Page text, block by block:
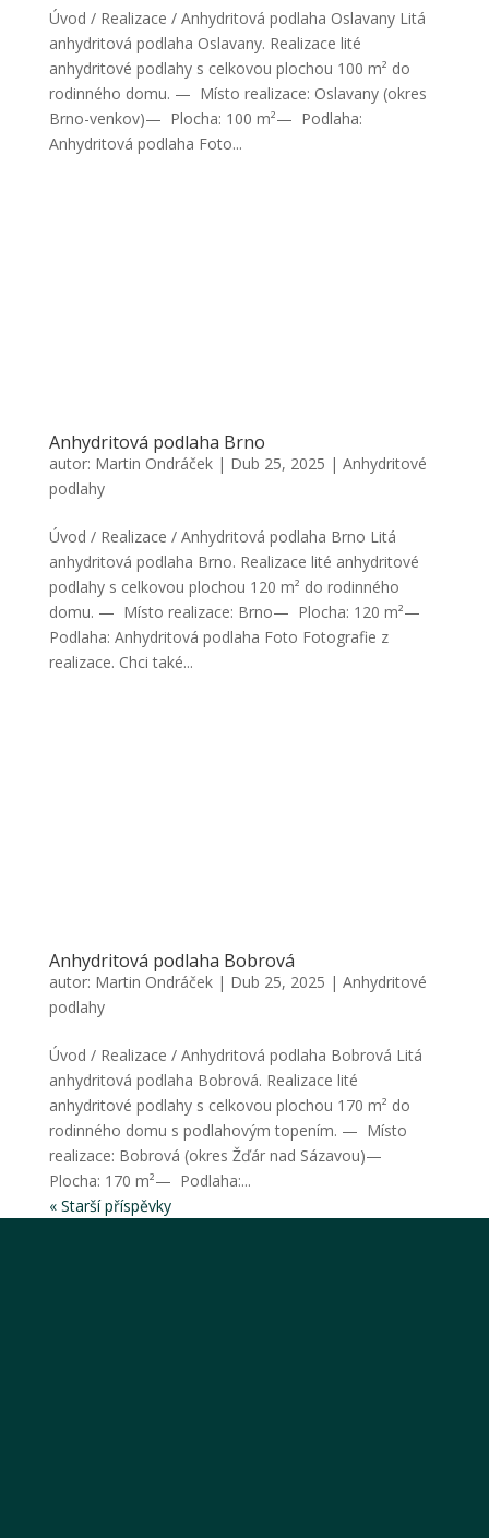
Úvod / Realizace / Anhydritová podlaha Oslavany Litá
anhydritová podlaha Oslavany. Realizace lité
anhydritové podlahy s celkovou plochou 100 m² do
rodinného domu. — Místo realizace: Oslavany (okres
Brno-venkov)— Plocha: 100 m²— Podlaha:
Anhydritová podlaha Foto...
Anhydritová podlaha Brno
autor: Martin Ondráček| Dub 25, 2025 | Anhydritové
podlahy
Úvod / Realizace / Anhydritová podlaha Brno Litá
anhydritová podlaha Brno. Realizace lité anhydritové
podlahy s celkovou plochou 120 m² do rodinného
domu. — Místo realizace: Brno— Plocha: 120 m²—
Podlaha: Anhydritová podlaha Foto Fotografie z
realizace. Chci také...
Anhydritová podlaha Bobrová
autor: Martin Ondráček| Dub 25, 2025 | Anhydritové
podlahy
Úvod / Realizace / Anhydritová podlaha Bobrová Litá
anhydritová podlaha Bobrová. Realizace lité
anhydritové podlahy s celkovou plochou 170 m² do
rodinného domu s podlahovým topením. — Místo
realizace: Bobrová (okres Žďár nad Sázavou)—
Plocha: 170 m²— Podlaha:...
« Starší příspěvky